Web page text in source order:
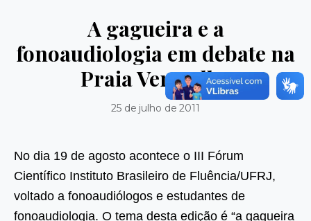
A gagueira e a
fonoaudiologia em debate na
Praia Vermelha
25 de julho de 2011
No dia 19 de agosto acontece o III Fórum
Científico Instituto Brasileiro de Fluência/UFRJ,
voltado a fonoaudiólogos e estudantes de
fonoaudiologia. O tema desta edição é “a gagueira